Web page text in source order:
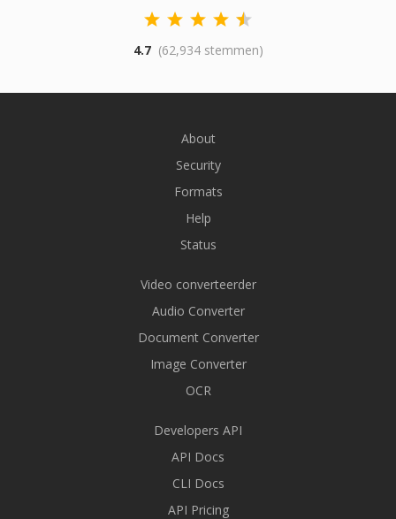
4.7 (62,934 stemmen)
About
Security
Formats
Help
Status
Video converteerder
Audio Converter
Document Converter
Image Converter
OCR
Developers API
API Docs
CLI Docs
API Pricing